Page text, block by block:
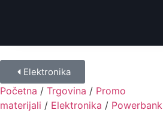
Elektronika
Početna / Trgovina / Promo
materijali / Elektronika / Powerbank